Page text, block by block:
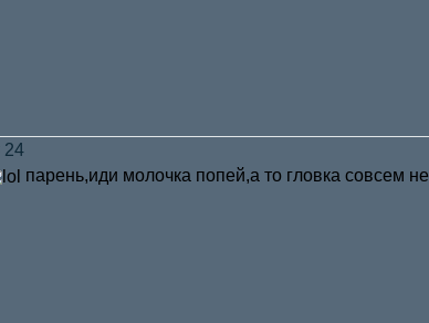
24
парень,иди молочка попей,а то гловка совсем не